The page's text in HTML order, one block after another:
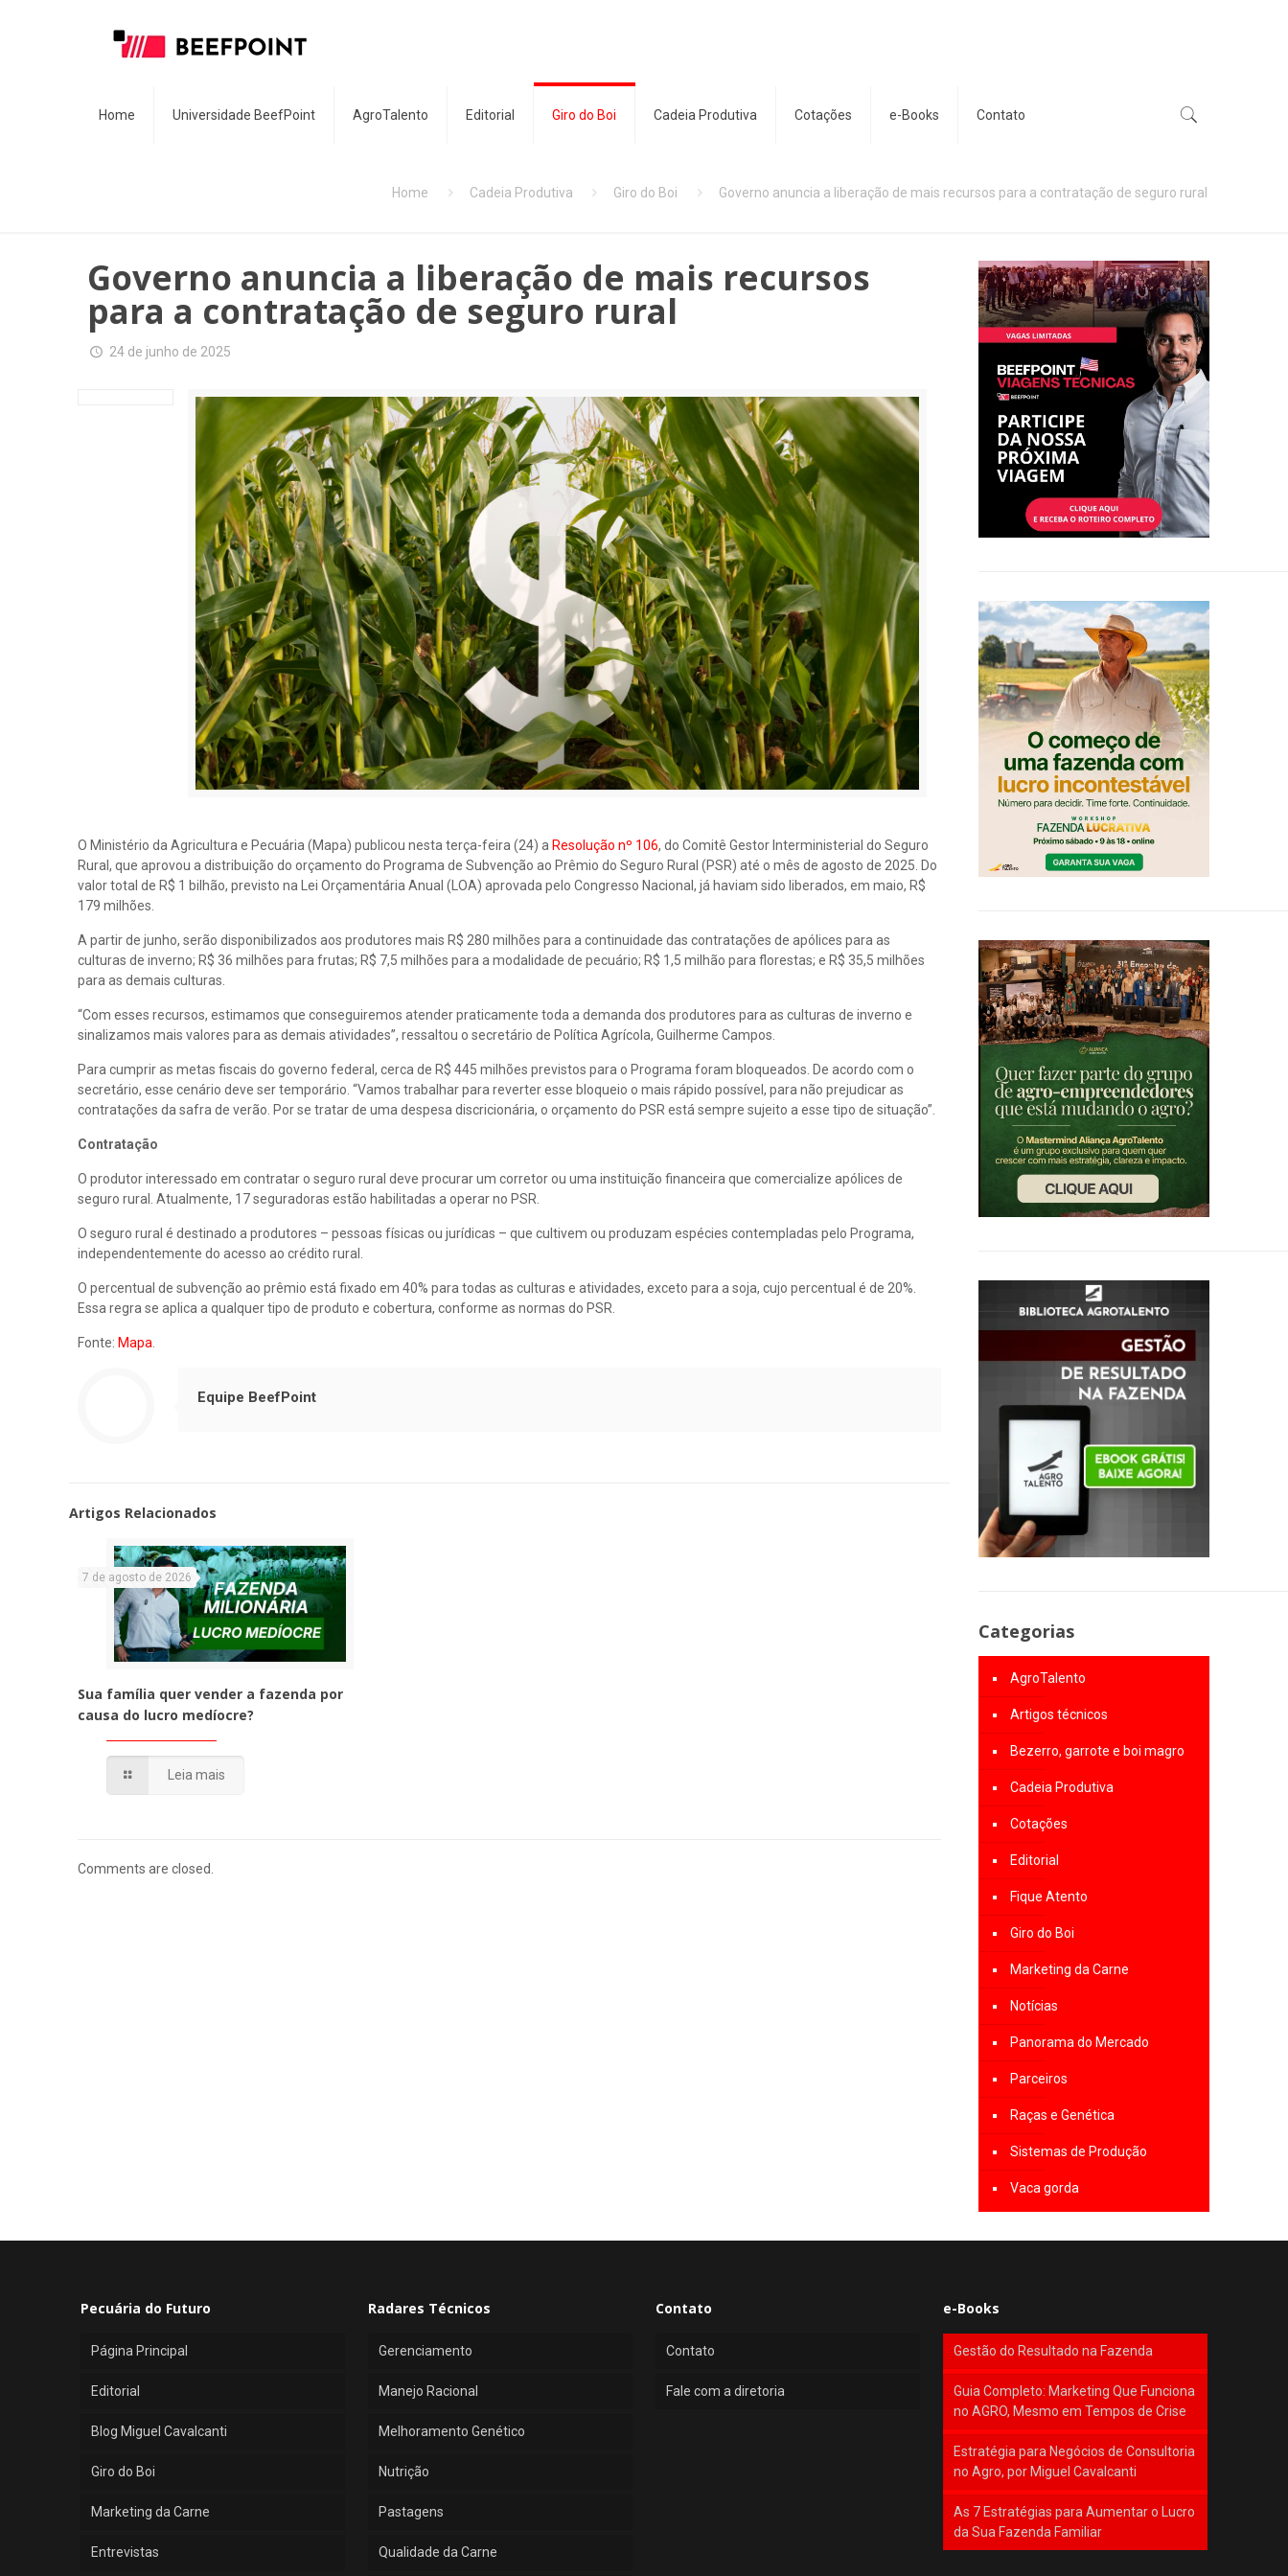
Home Universidade BeefPoint AgroTalento Editorial Giro do Boi Cadeia Produtiva Cotações e-Books Contato
Home Cadeia Produtiva Giro do Boi Governo anuncia a liberação de mais recursos para a contratação de seguro rural
Governo anuncia a liberação de mais recursos
para a contratação de seguro rural
24 de junho de 2025
O Ministério da Agricultura e Pecuária (Mapa) publicou nesta terça-feira (24) a Resolução nº 106, do Comitê Gestor Interministerial do Seguro
Rural, que aprovou a distribuição do orçamento do Programa de Subvenção ao Prêmio do Seguro Rural (PSR) até o mês de agosto de 2025. Do
valor total de R$ 1 bilhão, previsto na Lei Orçamentária Anual (LOA) aprovada pelo Congresso Nacional, já haviam sido liberados, em maio, R$
179 milhões.
A partir de junho, serão disponibilizados aos produtores mais R$ 280 milhões para a continuidade das contratações de apólices para as
culturas de inverno; R$ 36 milhões para frutas; R$ 7,5 milhões para a modalidade de pecuário; R$ 1,5 milhão para florestas; e R$ 35,5 milhões
para as demais culturas.
“Com esses recursos, estimamos que conseguiremos atender praticamente toda a demanda dos produtores para as culturas de inverno e
sinalizamos mais valores para as demais atividades”, ressaltou o secretário de Política Agrícola, Guilherme Campos.
Para cumprir as metas fiscais do governo federal, cerca de R$ 445 milhões previstos para o Programa foram bloqueados. De acordo com o
secretário, esse cenário deve ser temporário. “Vamos trabalhar para reverter esse bloqueio o mais rápido possível, para não prejudicar as
contratações da safra de verão. Por se tratar de uma despesa discricionária, o orçamento do PSR está sempre sujeito a esse tipo de situação”.
Contratação
O produtor interessado em contratar o seguro rural deve procurar um corretor ou uma instituição financeira que comercialize apólices de
seguro rural. Atualmente, 17 seguradoras estão habilitadas a operar no PSR.
O seguro rural é destinado a produtores – pessoas físicas ou jurídicas – que cultivem ou produzam espécies contempladas pelo Programa,
independentemente do acesso ao crédito rural.
O percentual de subvenção ao prêmio está fixado em 40% para todas as culturas e atividades, exceto para a soja, cujo percentual é de 20%.
Essa regra se aplica a qualquer tipo de produto e cobertura, conforme as normas do PSR.
Fonte: Mapa
Equipe BeefPoint
Artigos Relacionados
7 de agosto de 2026
Sua família quer vender a fazenda por
causa do lucro medíocre?
Leia mais
Comments are closed.
Categorias
AgroTalento
Artigos técnicos
Bezerro, garrote e boi magro
Cadeia Produtiva
Cotações
Editorial
Fique Atento
Giro do Boi
Marketing da Carne
Notícias
Panorama do Mercado
Parceiros
Raças e Genética
Sistemas de Produção
Vaca gorda
Pecuária do Futuro
Página Principal
Editorial
Blog Miguel Cavalcanti
Giro do Boi
Marketing da Carne
Entrevistas
Radares Técnicos
Gerenciamento
Manejo Racional
Melhoramento Genético
Nutrição
Pastagens
Qualidade da Carne
Contato
Contato
Fale com a diretoria
e-Books
Gestão do Resultado na Fazenda
Guia Completo: Marketing Que Funciona
no AGRO, Mesmo em Tempos de Crise
Estratégia para Negócios de Consultoria
no Agro, por Miguel Cavalcanti
As 7 Estratégias para Aumentar o Lucro
da Sua Fazenda Familiar